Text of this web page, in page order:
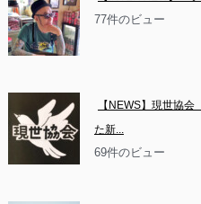
77件のビュー
【NEWS】現世協
た新...
69件のビュー